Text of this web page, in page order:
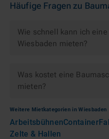
Häufige Fragen zu
Wie schnell kann ich
Wiesbaden mieten?
Was kostet eine
mieten?
Weitere Mietkategorien inWiesbaden
ArbeitsbühnenContainer
Zelte & Hallen